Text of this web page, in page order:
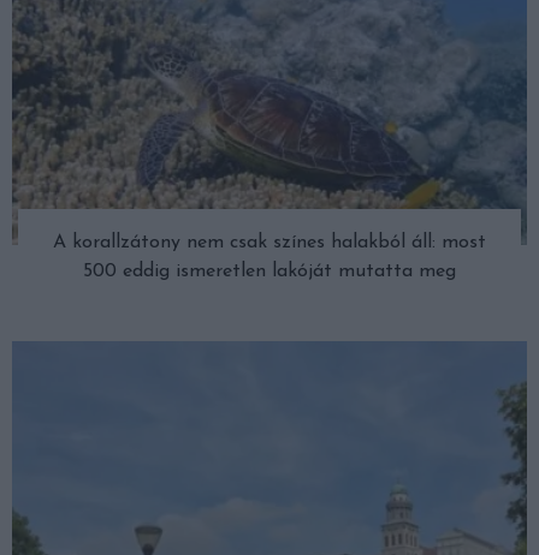
A korallzátony nem csak színes halakból áll: most
500 eddig ismeretlen lakóját mutatta meg